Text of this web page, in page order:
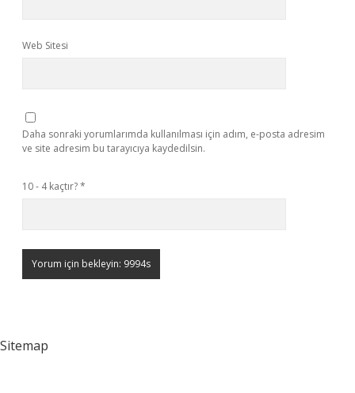
Web Sitesi
Daha sonraki yorumlarımda kullanılması için adım, e-posta adresim
ve site adresim bu tarayıcıya kaydedilsin.
10 - 4 kaçtır?*
Sitemap